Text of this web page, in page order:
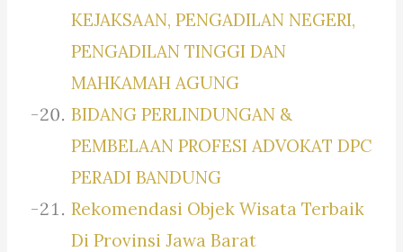
KEJAKSAAN, PENGADILAN NEGERI,
PENGADILAN TINGGI DAN
MAHKAMAH AGUNG
BIDANG PERLINDUNGAN &
PEMBELAAN PROFESI ADVOKAT DPC
PERADI BANDUNG
Rekomendasi Objek Wisata Terbaik
Di Provinsi Jawa Barat